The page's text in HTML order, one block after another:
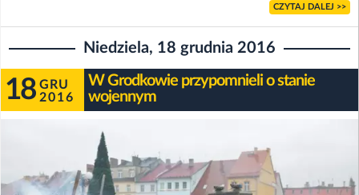
CZYTAJ DALEJ >>
Niedziela, 18 grudnia 2016
18 GRU
2016
W Grodkowie przypomnieli o stanie
wojennym